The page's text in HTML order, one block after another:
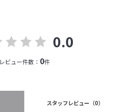
0.0
レビュー件数： 0件
スタッフレビュー （0）